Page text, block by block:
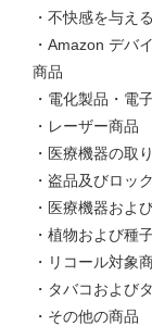
・不快感を与え
・Amazon デバ
商品
・電化製品・電
・レーザー商品
・医療機器の取
・盗品及びロッ
・医療機器およ
・植物および種
・リコール対象
・タバコおよび
・その他の商品